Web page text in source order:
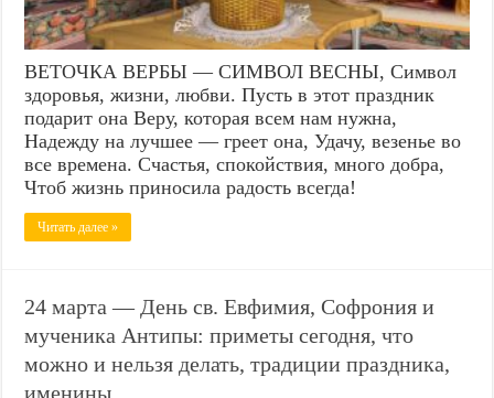
ВЕТОЧКА ВЕРБЫ — СИМВОЛ ВЕСНЫ, Символ
здоровья, жизни, любви. Пусть в этот праздник
подарит она Веру, которая всем нам нужна,
Надежду на лучшее — греет она, Удачу, везенье во
все времена. Счастья, спокойствия, много добра,
Чтоб жизнь приносила радость всегда!
Читать далее »
24 марта — День св. Евфимия, Софрония и
мученика Антипы: приметы сегодня, что
можно и нельзя делать, традиции праздника,
именины